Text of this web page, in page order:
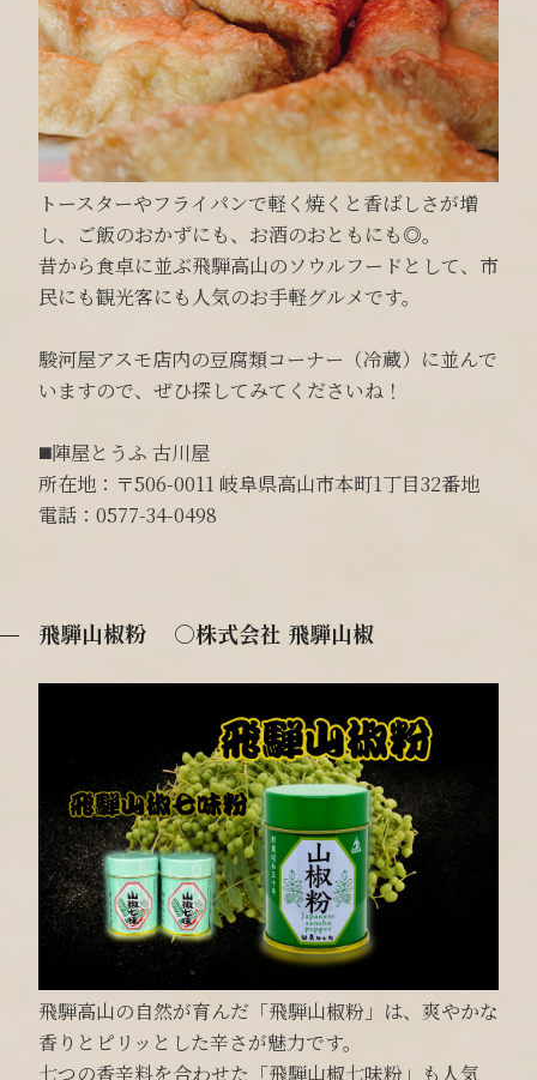
トースターやフライパンで軽く焼くと香ばしさが増
し、ご飯のおかずにも、お酒のおともにも◎。
昔から食卓に並ぶ飛騨高山のソウルフードとして、市
民にも観光客にも人気のお手軽グルメです。
駿河屋アスモ店内の豆腐類コーナー（冷蔵）に並んで
いますので、ぜひ探してみてくださいね！
◼️陣屋とうふ 古川屋
所在地：〒506-0011 岐阜県高山市本町1丁目32番地
電話：0577-34-0498
飛騨山椒粉 ○株式会社 飛騨山椒
飛騨高山の自然が育んだ「飛騨山椒粉」は、爽やかな
香りとピリッとした辛さが魅力です。
七つの香辛料を合わせた「飛騨山椒七味粉」も人気